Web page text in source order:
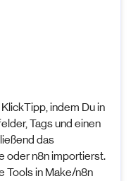
indem Du in
Tags und einen
das
oder n8n importierst.
Tools in Make/n8n